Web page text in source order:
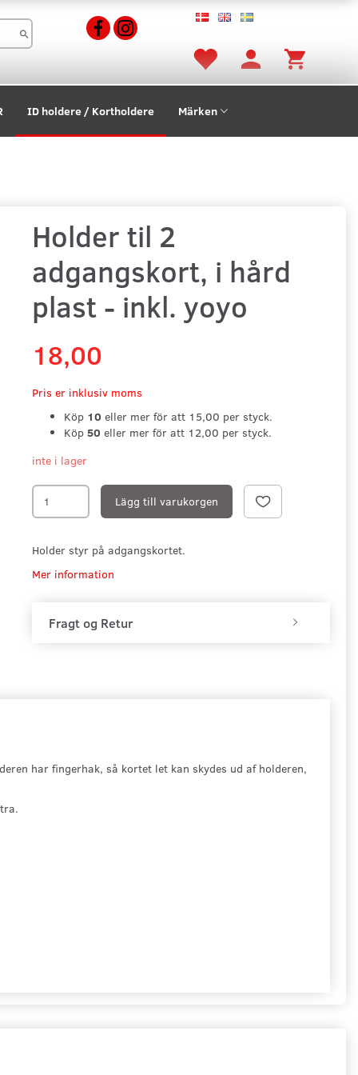
ID holdere / Kortholdere Märken
Holder til 2
adgangskort, i hård
plast - inkl. yoyo
18,00
Pris er inklusiv moms
Köp 10 eller mer för att 15,00 per styck.
Köp 50 eller mer för att 12,00 per styck.
inte i lager
Lägg till varukorgen
Holder styr på adgangskortet.
Mer information
Fragt og Retur
har fingerhak, så kortet let kan skydes ud af holderen,